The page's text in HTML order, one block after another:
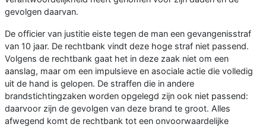
gevolgen daarvan.
De officier van justitie eiste tegen de man een gevangenisstraf
van 10 jaar. De rechtbank vindt deze hoge straf niet passend.
Volgens de rechtbank gaat het in deze zaak niet om een
aanslag, maar om een impulsieve en asociale actie die volledig
uit de hand is gelopen. De straffen die in andere
brandstichtingzaken worden opgelegd zijn ook niet passend:
daarvoor zijn de gevolgen van deze brand te groot. Alles
afwegend komt de rechtbank tot een onvoorwaardelijke